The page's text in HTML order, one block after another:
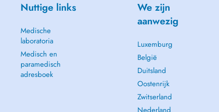
Nuttige links
Medische
laboratoria
Medisch en
paramedisch
adresboek
We zijn
aanwezig
Luxemburg
België
Duitsland
Oostenrijk
Zwitserland